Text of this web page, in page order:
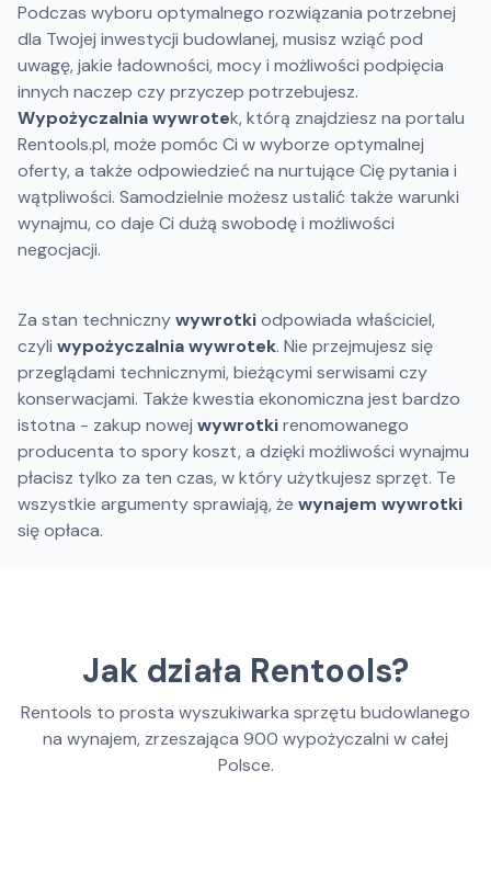
Podczas wyboru optymalnego rozwiązania potrzebnej
dla Twojej inwestycji budowlanej, musisz wziąć pod
uwagę, jakie ładowności, mocy i możliwości podpięcia
innych naczep czy przyczep potrzebujesz.
Wypożyczalnia wywrotek, którą znajdziesz na portalu
Rentools.pl, może pomóc Ci w wyborze optymalnej
oferty, a także odpowiedzieć na nurtujące Cię pytania i
wątpliwości. Samodzielnie możesz ustalić także warunki
wynajmu, co daje Ci dużą swobodę i możliwości
negocjacji.
Za stan technicznywywrotkiodpowiada właściciel,
czyli wypożyczalnia wywrotek. Nie przejmujesz się
przeglądami technicznymi, bieżącymi serwisami czy
konserwacjami. Także kwestia ekonomiczna jest bardzo
istotna - zakup nowej wywrotkirenomowanego
producenta to spory koszt, a dzięki możliwości wynajmu
płacisz tylko za ten czas, w który użytkujesz sprzęt. Te
wszystkie argumenty sprawiają, że wynajem wywrotki
się opłaca.
Jak działa Rentools?
Rentools to prosta wyszukiwarka sprzętu budowlanego
na wynajem, zrzeszająca 900 wypożyczalni w całej
Polsce.